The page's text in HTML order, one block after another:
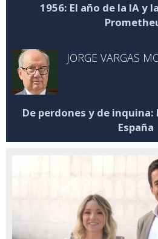
1956: El año de la IA y
JORGE VARGAS
De perdones y de
España